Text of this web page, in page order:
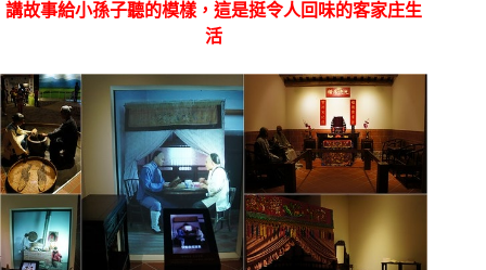
講故事給小孫子聽的模樣，這是挺令人回味的客家庄生
活